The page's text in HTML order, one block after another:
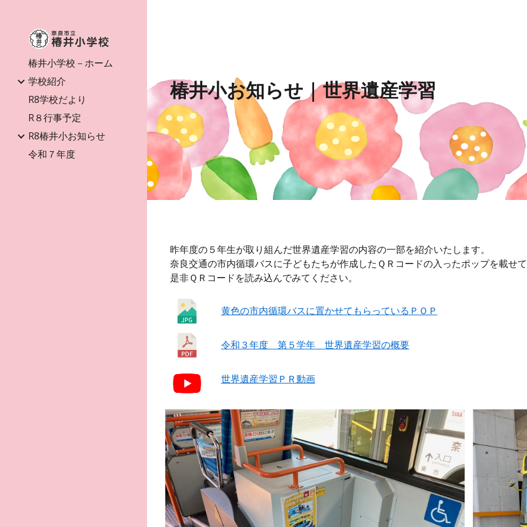
椿井小学校－ホーム
学校紹介
R8学校だより
R８行事予定
R8椿井小お知らせ
令和７年度
椿井小お知らせ |世界遺産学習
昨年度の５年生が取り組んだ世界遺産学習の内容の一部を紹介いたします。
奈良交通の市内循環バスに子どもたちが作成したＱＲコードの入ったポップを載せ
是非ＱＲコードを読み込んでみてください。
黄色の市内循環バスに置かせてもらっているＰＯＰ
令和３年度 第５学年 世界遺産学習の概要
世界遺産学習ＰＲ動画